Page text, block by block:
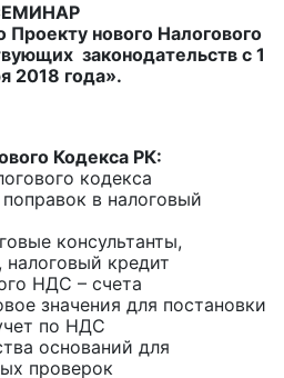
нового Налогового
законодательств с 1
2018 года».
Кодекса РК:
кодекса
в налоговый
консультанты,
кредит
НДС – счета
значения для постановки
по НДС
оснований для
проверок